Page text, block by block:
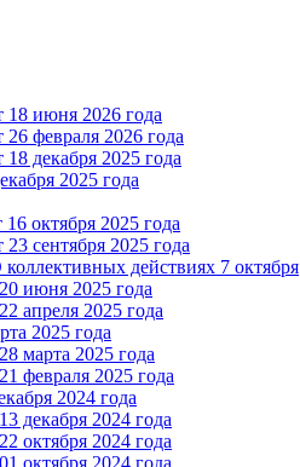
июня 2026 года
февраля 2026 года
декабря 2025 года
2025 года
октября 2025 года
сентября 2025 года
действиях 7 октября
июня 2025 года
апреля 2025 года
2025 года
марта 2025 года
февраля 2025 года
2024 года
декабря 2024 года
октября 2024 года
октября 2024 года